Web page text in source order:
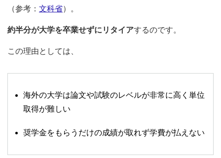
（参考： 文科省）。
約半分が大学を卒業せずにリタイアするのです。
この理由としては、
海外の大学は論文や試験のレベルが非常に高く単位
取得が難しい
奨学金をもらうだけの成績が取れず学費が払えない